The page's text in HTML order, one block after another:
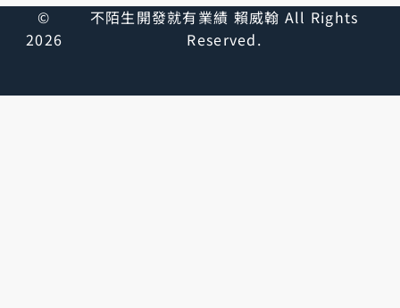
©
2026
不陌生開發就有業績 賴威翰 All Rights
Reserved.